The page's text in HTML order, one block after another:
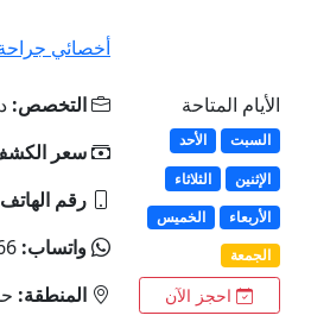
الأيام المتاحة
السبت
الأحد
الإثنين
الثلاثاء
الأربعاء
الخميس
الجمعة
احجز الآن
أخصائي
التخصص:
سعر
رقم
واتساب:
المنطقة: